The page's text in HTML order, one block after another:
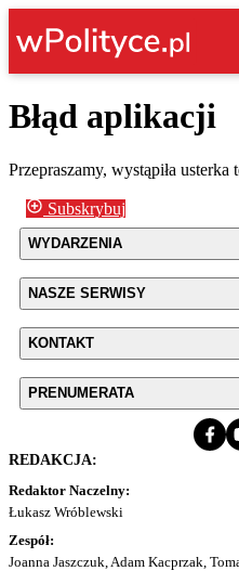
Błąd aplikacji
Przepraszamy, wystąpiła
Subskrybuj
WYDARZENIA
NASZE SERWISY
KONTAKT
PRENUMERATA
REDAKCJA:
Redaktor Naczelny:
Łukasz Wróblewski
Zespół:
Joanna Jaszczuk, Adam Kacprzak,